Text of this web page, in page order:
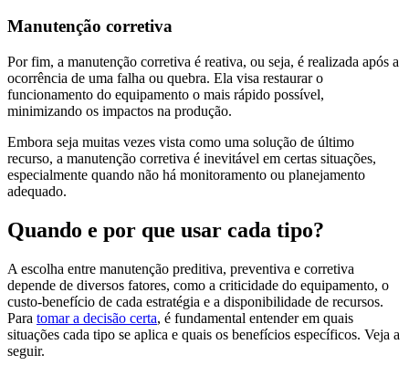
Manutenção corretiva
Por fim, a manutenção corretiva é reativa, ou seja, é realizada após a
ocorrência de uma falha ou quebra. Ela visa restaurar o
funcionamento do equipamento o mais rápido possível,
minimizando os impactos na produção.
Embora seja muitas vezes vista como uma solução de último
recurso, a manutenção corretiva é inevitável em certas situações,
especialmente quando não há monitoramento ou planejamento
adequado.
Quando e por que usar cada tipo?
A escolha entre manutenção preditiva, preventiva e corretiva
depende de diversos fatores, como a criticidade do equipamento, o
custo-benefício de cada estratégia e a disponibilidade de recursos.
Para tomar a decisão certa, é fundamental entender em quais
situações cada tipo se aplica e quais os benefícios específicos. Veja a
seguir.